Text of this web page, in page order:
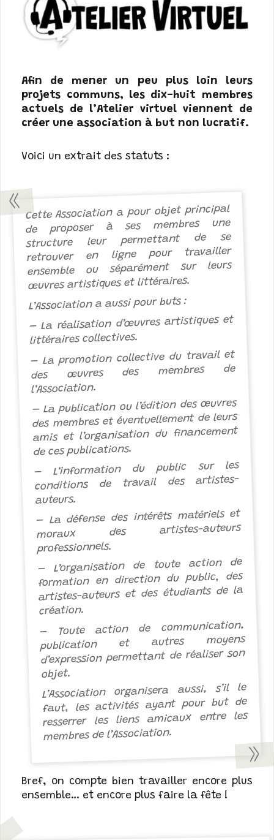
Afin de mener un peu plus loin leurs
projets communs, les dix-huit membres
actuels de l’Atelier virtuel viennent de
créer une association à but non lucratif.
Voici un extrait des statuts :
Cette Association a pour objet principal
de proposer à ses membres une
structure leur permettant de se
retrouver en ligne pour travailler
ensemble ou séparément sur leurs
œuvres artistiques et littéraires.
L’Association a aussi pour buts :
– La réalisation d’œuvres artistiques et
littéraires collectives.
– La promotion collective du travail et
des œuvres des membres de
l’Association.
– La publication ou l’édition des œuvres
des membres et éventuellement de leurs
amis et l’organisation du financement
de ces publications.
– L’information du public sur les
conditions de travail des artistes-
auteurs.
– La défense des intérêts matériels et
moraux des artistes-auteurs
professionnels.
– L’organisation de toute action de
formation en direction du public, des
artistes-auteurs et des étudiants de la
création.
– Toute action de communication,
publication et autres moyens
d’expression permettant de réaliser son
objet.
L’Association organisera aussi, s’il le
faut, les activités ayant pour but de
resserrer les liens amicaux entre les
membres de l’Association.
Bref, on compte bien travailler encore plus
ensemble… et encore plus faire la fête !